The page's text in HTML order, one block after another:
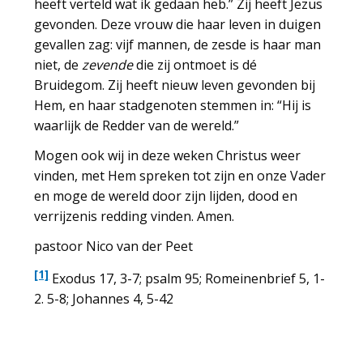
heeft verteld wat ik gedaan heb.” Zij heeft Jezus
gevonden. Deze vrouw die haar leven in duigen
gevallen zag: vijf mannen, de zesde is haar man
niet, dezevendedie zij ontmoet is dé
Bruidegom. Zij heeft nieuw leven gevonden bij
Hem, en haar stadgenoten stemmen in: “Hij is
waarlijk de Redder van de wereld.”
Mogen ook wij in deze weken Christus weer
vinden, met Hem spreken tot zijn en onze Vader
en moge de wereld door zijn lijden, dood en
verrijzenis redding vinden. Amen.
pastoor Nico van der Peet
[1]Exodus 17, 3-7; psalm 95; Romeinenbrief 5, 1-
2. 5-8; Johannes 4, 5-42